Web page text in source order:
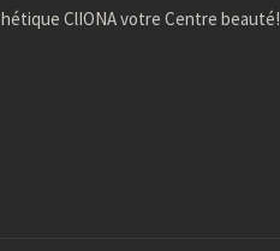
ClIONA votre Centre beauté!